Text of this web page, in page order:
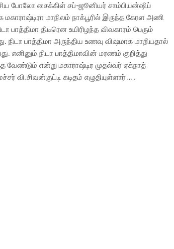
போலோ சைக்கிள் சப்-ஜூனியர் சாம்பியன்ஷிப்
மாநிலம் நாக்பூரில் இருந்த கேரள அணி
பாத்திமா திடீரென உயிரிழந்த விவகாரம் பெரும்
நிடா பாத்திமா அருந்திய உணவு விஷமாக மாறியதால்
எனினும் நிடா பாத்திமாவின் மரணம் குறித்து
வேண்டும் என்று மகாராஷ்டிர முதல்வர் ஏக்நாத்
வி.சிவன்குட்டி கடிதம் எழுதியுள்ளார்….